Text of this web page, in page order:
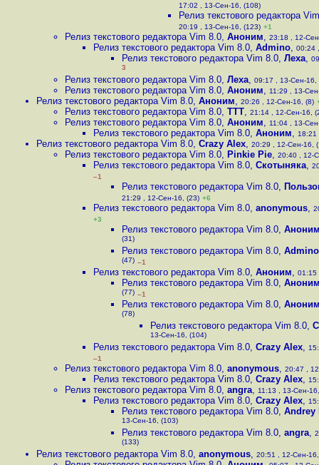
17:02 , 13-Сен-16, (108)
Релиз текстового редактора
20:19 , 13-Сен-16, (123) +1
Релиз текстового редактора Vim 8.0, Аноним, 23:18 , 12-
Релиз текстового редактора Vim 8.0, Admino, 00:24
Релиз текстового редактора Vim 8.0, Леха,
3
Релиз текстового редактора Vim 8.0, Леха, 09:17 , 13-Сен-16,
Релиз текстового редактора Vim 8.0, Аноним, 11:29 , 13-
Релиз текстового редактора Vim 8.0, Аноним, 20:26 , 12-Сен-16, (8)
Релиз текстового редактора Vim 8.0, ТТТ, 21:14 , 12-Сен-16,
Релиз текстового редактора Vim 8.0, Аноним, 11:04 , 13-
Релиз текстового редактора Vim 8.0, Аноним, 18:21
Релиз текстового редактора Vim 8.0, Crazy Alex, 20:29 , 12-Сен-16,
Релиз текстового редактора Vim 8.0, Pinkie Pie, 20:40 , 12-
Релиз текстового редактора Vim 8.0, Скотыняка,
–1
Релиз текстового редактора Vim 8.0,
21:29 , 12-Сен-16, (23) +6
Релиз текстового редактора Vim 8.0, anonymous,
+3
Релиз текстового редактора Vim 8.0,
(31)
Релиз текстового редактора Vim 8.0, Admino
(47) –1
Релиз текстового редактора Vim 8.0, Аноним, 01:15
Релиз текстового редактора Vim 8.0,
(77) –1
Релиз текстового редактора Vim 8.0,
(78)
Релиз текстового редактора Vim 8.0,
13-Сен-16, (104)
Релиз текстового редактора Vim 8.0, Crazy Alex,
–1
Релиз текстового редактора Vim 8.0, anonymous, 20:47 ,
Релиз текстового редактора Vim 8.0, Crazy Alex,
Релиз текстового редактора Vim 8.0, angra, 11:13 , 13-Сен-
Релиз текстового редактора Vim 8.0, Crazy Alex,
Релиз текстового редактора Vim 8.0, Andrey
13-Сен-16, (103)
Релиз текстового редактора Vim 8.0, angra,
(133)
Релиз текстового редактора Vim 8.0, anonymous, 20:51 , 12-Сен-